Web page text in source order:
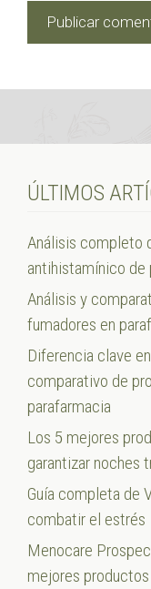
ÚLTIMOS
Análisis completo
antihistamínico de
Análisis y
fumadores en
Diferencia clave
comparativo de
parafarmacia
Los 5 mejores
garantizar noches
Guía completa de
combatir el estrés
Menocare
mejores